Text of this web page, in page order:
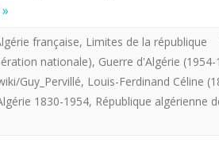
et
le
française, Limites de la république
nationale), Guerre d'Algérie (1954-
Guy_Pervillé, Louis-Ferdinand Céline
1830-1954, République algérienne